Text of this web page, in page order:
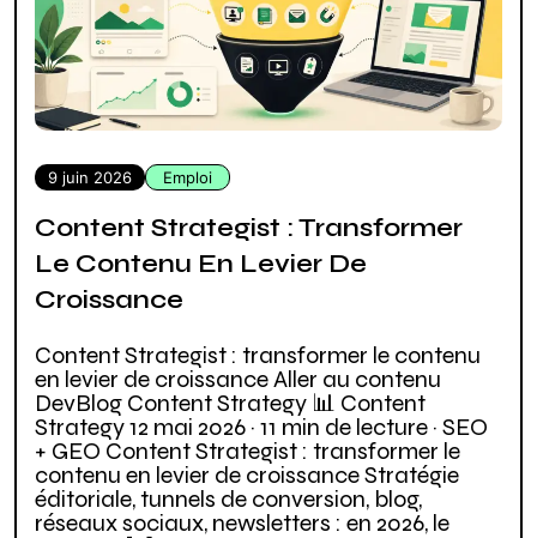
9 juin 2026 Emploi
Content Strategist : Transformer
Le Contenu En Levier De
Croissance
Content Strategist : transformer le contenu
en levier de croissance Aller au contenu
DevBlog Content Strategy 📊 Content
Strategy 12 mai 2026 · 11 min de lecture · SEO
+ GEO Content Strategist : transformer le
contenu en levier de croissance Stratégie
éditoriale, tunnels de conversion, blog,
réseaux sociaux, newsletters : en 2026, le